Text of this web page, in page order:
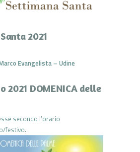
2021
Evangelista – Udine
2021 DOMENICA delle
secondo l’orario
festivo.